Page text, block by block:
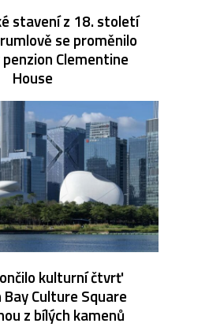
stavení z 18. století
se proměnilo
Clementine
House
kulturní čtvrť
Culture Square
z bílých kamenů